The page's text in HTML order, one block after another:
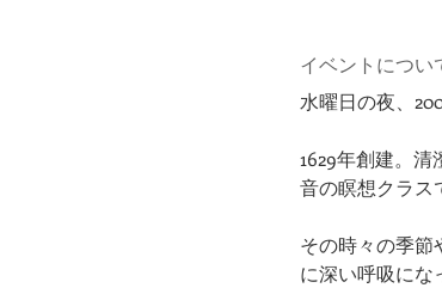
イベントについ
水曜日の夜、
1629年創建。
音の瞑想クラス
その時々の季節
に深い呼吸にな